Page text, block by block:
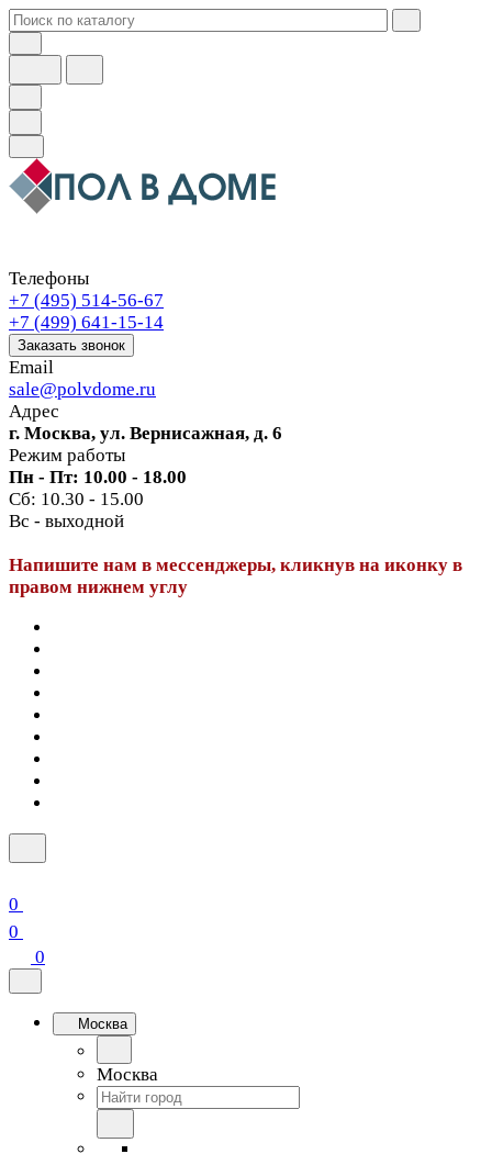
Телефоны
+7 (495) 514-56-67
+7 (499) 641-15-14
Заказать звонок
Email
sale@polvdome.ru
Адрес
г. Москва, ул. Вернисажная, д. 6
Режим работы
Пн - Пт: 10.00 - 18.00
Сб: 10.30 - 15.00
Вс - выходной
Напишите нам в мессенджеры, кликнув на иконку в
правом нижнем углу
0
0
0
Москва
Москва